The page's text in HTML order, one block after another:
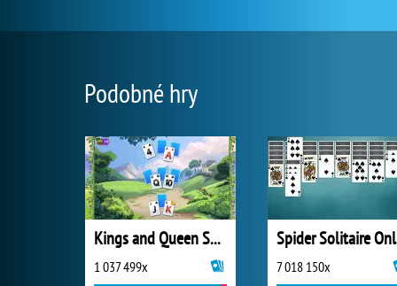
Podobné hry
Kings and Queen Solitaire Tripeaks
1 037 499x 7 018 150x